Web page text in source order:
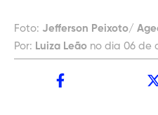
Foto: Jefferson Peixoto/
Por: Luiza Leão no dia 06 de